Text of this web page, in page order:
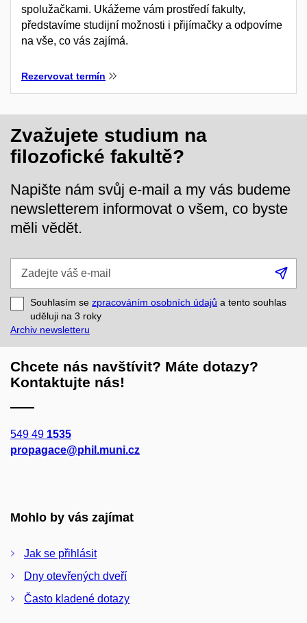
spolužačkami. Ukážeme vám prostředí fakulty,
představíme studijní možnosti i přijímačky a odpovíme
na vše, co vás zajímá.
Rezervovat termín
Zvažujete studium na
filozofické fakultě?
Napište nám svůj e-mail a my vás budeme
newsletterem informovat o všem, co byste
měli vědět.
e-
mail
Souhlasím se zpracováním osobních údajů a tento souhlas
uděluji na 3 roky
Archiv newsletteru
Chcete nás navštívit? Máte dotazy?
Kontaktujte nás!
549 49 1535
propagace@phil.muni.cz
Mohlo by vás zajímat
Jak se přihlásit
Dny otevřených dveří
Často kladené dotazy